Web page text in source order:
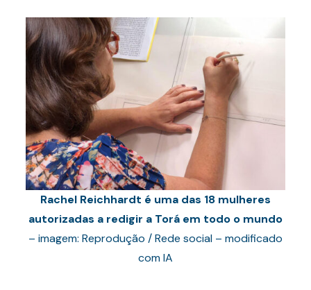
Rachel Reichhardt é uma das 18 mulheres
autorizadas a redigir a Torá em todo o mundo
– imagem: Reprodução / Rede social – modificado
com IA